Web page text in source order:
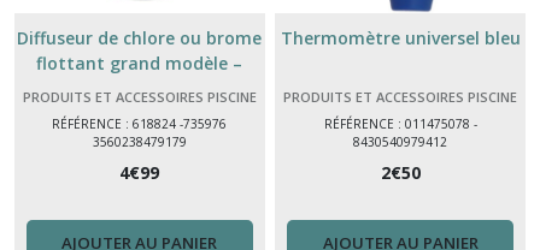
Diffuseur de chlore ou brome
flottant grand modèle –
entretien piscine simple et
efficace
PRODUITS ET ACCESSOIRES PISCINE
RÉFÉRENCE : 618824 -735976
3560238479179
4€99
AJOUTER AU PANIER
Thermomètre universel bleu
PRODUITS ET ACCESSOIRES PISCINE
RÉFÉRENCE : 011475078 -
8430540979412
2€50
AJOUTER AU PANIER